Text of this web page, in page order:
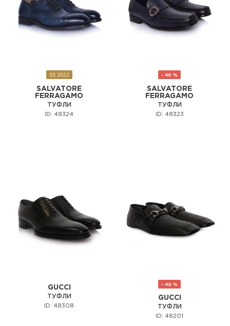
SS 2022
SALVATORE
FERRAGAMO
ТУФЛИ
ID: 48324
- 40 %
SALVATORE
FERRAGAMO
ТУФЛИ
ID: 48323
GUCCI
ТУФЛИ
ID: 48308
- 40 %
GUCCI
ТУФЛИ
ID: 48201